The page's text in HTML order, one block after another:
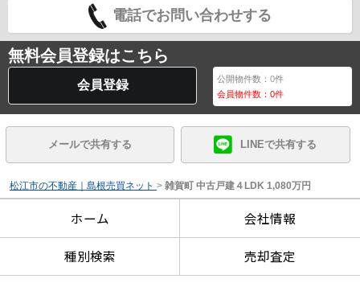
電話でお問い合わせする
無料会員登録はこちら
会員登録 公開物件数：0件
会員物件数：0件
メールで共有する LINEで共有する
松江市の不動産｜島根売買ネット > 雑賀町 中古戸建４LDK 1,080万円
ホーム 会社情報
種別検索 売却査定